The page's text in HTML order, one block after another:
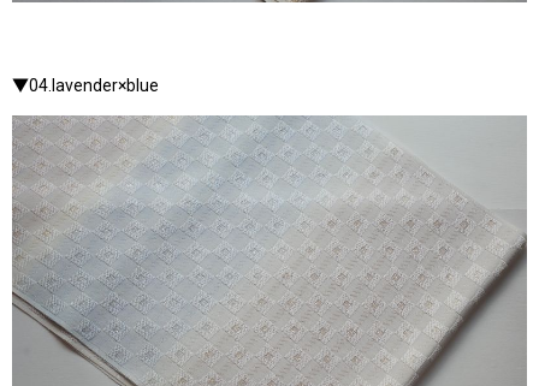
▼04.lavender×blue